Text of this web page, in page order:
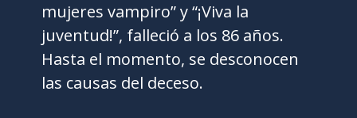
mujeres vampiro” y “¡Viva la
juventud!”, falleció a los 86 años.
Hasta el momento, se desconocen
las causas del deceso.